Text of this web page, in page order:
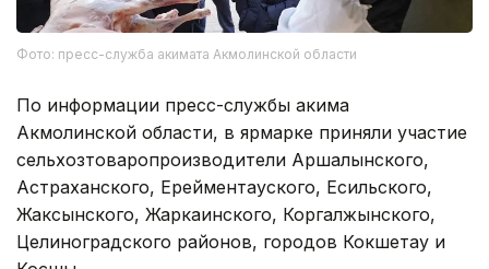
Фото: пресс-служба акимата Акмолинской области
По информации пресс-службы акима
Акмолинской области, в ярмарке приняли участие
сельхозтоваропроизводители Аршалынского,
Астраханского, Ерейментауского, Есильского,
Жаксынского, Жаркаинского, Коргалжынского,
Целиноградского районов, городов Кокшетау и